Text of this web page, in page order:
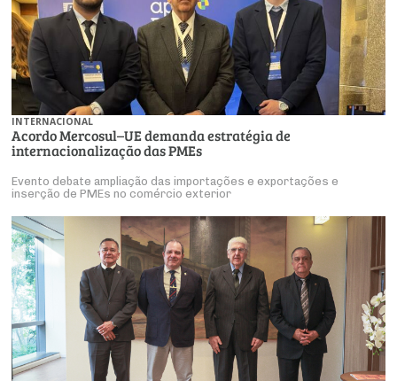
INTERNACIONAL
Acordo Mercosul–UE demanda estratégia de
internacionalização das PMEs
Evento debate ampliação das importações e exportações e
inserção de PMEs no comércio exterior